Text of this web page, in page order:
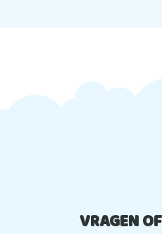
VRAGEN